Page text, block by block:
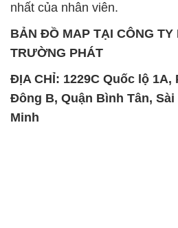
nhất của nhân viên.
BẢN ĐỒ MAP TẠI CÔNG
TRƯỜNG PHÁT
ĐỊA CHỈ: 1229C Quốc lộ
Đông B, Quận Bình Tân, Sài
Minh